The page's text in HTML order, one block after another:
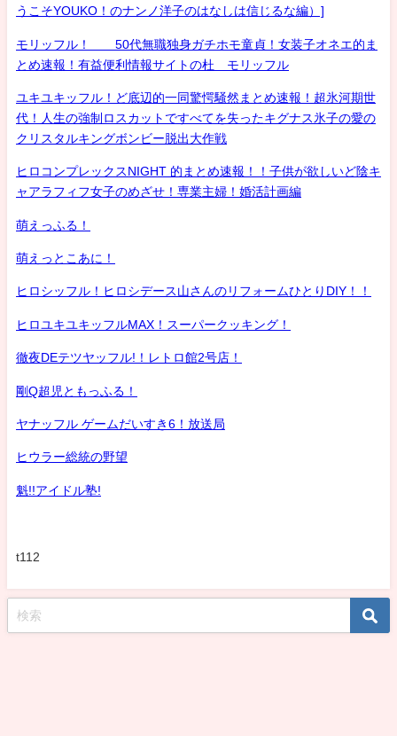
うこそYOUKO！のナンノ洋子のはなしは信じるな編）]
モリッフル！ 50代無職独身ガチホモ童貞！女装子オネエ的ま
とめ速報！有益便利情報サイトの杜 モリッフル
ユキユキッフル！ど底辺的一同驚愕騒然まとめ速報！超氷河期世
代！人生の強制ロスカットですべてを失ったキグナス氷子の愛の
クリスタルキングボンビー脱出大作戦
ヒロコンプレックスNIGHT 的まとめ速報！！子供が欲しいど陰キ
ャアラフィフ女子のめざせ！専業主婦！婚活計画編
萌えっふる！
萌えっとこあに！
ヒロシッフル！ヒロシデース山さんのリフォームひとりDIY！！
ヒロユキユキッフルMAX！スーパークッキング！
徹夜DEテツヤッフル!！レトロ館2号店！
剛Q超児ともっふる！
ヤナッフル ゲームだいすき6！放送局
ヒウラー総統の野望
魁!!アイドル塾!
t112